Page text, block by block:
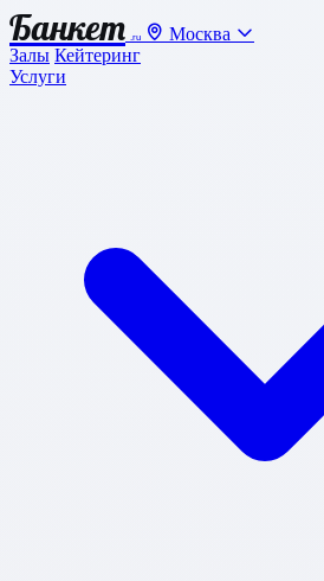
Банкет .ru
Москва
Залы Кейтеринг
Услуги